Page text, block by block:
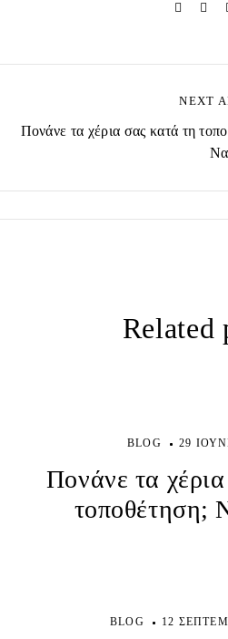
η
NEXT
Πονάνε τα χέρια σας κατά τη
Να
Related
BLOG 29
Πονάνε τα
τοποθέτηση;
BLOG 12